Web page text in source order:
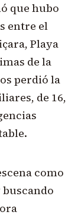
que hubo
entre el
Playa
de la
perdió la
de 16,
como